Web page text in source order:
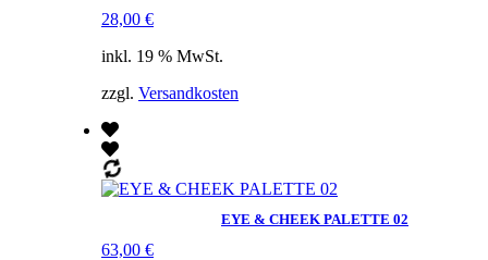
28,00 €
inkl. 19 % MwSt.
zzgl. Versandkosten
EYE & CHEEK PALETTE 02
63,00 €